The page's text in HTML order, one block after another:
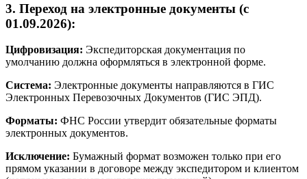
3. Переход на электронные документы (с
01.09.2026):
Цифровизация: Экспедиторская документация по
умолчанию должна оформляться в электронной форме.
Система: Электронные документы направляются в ГИС
Электронных Перевозочных Документов (ГИС ЭПД).
Форматы: ФНС России утвердит обязательные форматы
электронных документов.
Исключение: Бумажный формат возможен только при его
прямом указании в договоре между экспедитором и клиентом